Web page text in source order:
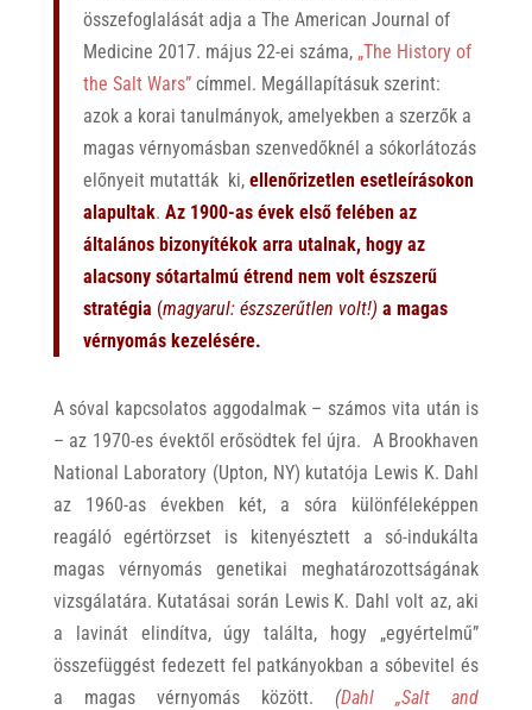
összefoglalását adja a The American Journal of
Medicine 2017. május 22-ei száma, „The History of
the Salt Wars”címmel. Megállapításuk szerint:
azok a korai tanulmányok, amelyekben a szerzők a
magas vérnyomásban szenvedőknél a sókorlátozás
előnyeit mutatták ki, ellenőrizetlen esetleírásokon
alapultak. Az 1900-as évek első felében az
általános bizonyítékok arra utalnak, hogy az
alacsony sótartalmú étrend nem volt észszerű
stratégia (magyarul: észszerűtlen volt!) a magas
vérnyomás kezelésére.
A sóval kapcsolatos aggodalmak – számos vita után is
– az 1970-es évektől erősödtek fel újra. A Brookhaven
National Laboratory (Upton, NY) kutatója Lewis K. Dahl
az 1960-as években két, a sóra különféleképpen
reagáló egértörzset is kitenyésztett a só-indukálta
magas vérnyomás genetikai meghatározottságának
vizsgálatára. Kutatásai során Lewis K. Dahl volt az, aki
a lavinát elindítva, úgy találta, hogy „egyértelmű”
összefüggést fedezett fel patkányokban a sóbevitel és
a magas vérnyomás között. (Dahl „Salt and